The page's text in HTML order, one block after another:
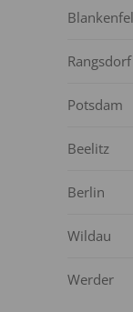
Rangsdorf
Potsdam
Beelitz
Berlin
Wildau
Werder